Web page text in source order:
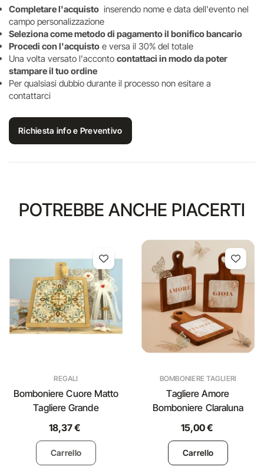
Completare l'acquisto inserendo nome e data dell'evento nel
campo personalizzazione
Seleziona come metodo di pagamento il bonifico bancario
Procedi con l'acquisto e versa il 30% del totale
Una volta versato l'acconto contattaci in modo da poter
stampare il tuo ordine
Per qualsiasi dubbio durante il processo non esitare a
contattarci
Richiesta info e Preventivo
POTREBBE ANCHE PIACERTI
REGALI
Bomboniere Cuore Matto
Tagliere Grande
18,37 €
Carrello
BOMBONIERE TAGLIERI
Tagliere Amore
Bomboniere Claraluna
15,00 €
Carrello